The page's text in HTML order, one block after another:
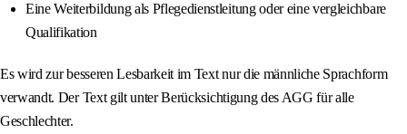
Eine Weiterbildung als Pflegedienstleitung oder eine vergleichbare
Qualifikation
Es wird zur besseren Lesbarkeit im Text nur die männliche Sprachform
verwandt. Der Text gilt unter Berücksichtigung des AGG für alle
Geschlechter.